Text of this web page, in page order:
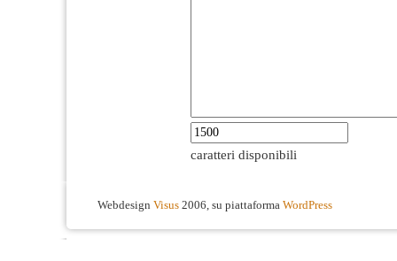
caratteri disponibili
Webdesign Visus 2006, su piattaforma WordPress